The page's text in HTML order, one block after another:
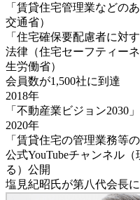
「賃貸住宅管理業などの
交通省）
「住宅確保要配慮者に対
法律（住宅セーフティー
生労働省）
会員数が1,500社に到達
2018年
「不動産業ビジョン2030
2020年
「賃貸住宅の管理業務等
公式YouTubeチャンネル
る）公開
塩見紀昭氏が第八代会長